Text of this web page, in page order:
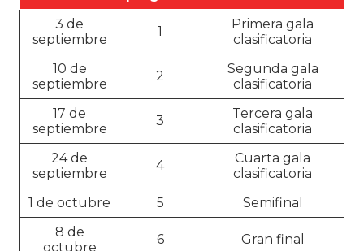
3 de
septiembre
1
Primera gala
clasificatoria
10 de
septiembre
2
Segunda gala
clasificatoria
17 de
septiembre
3
Tercera gala
clasificatoria
24 de
septiembre
4
Cuarta gala
clasificatoria
1 de octubre
5
Semifinal
8 de
octubre
6 Gran final